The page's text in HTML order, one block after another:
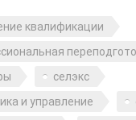
квалификации
селэкс
и управление